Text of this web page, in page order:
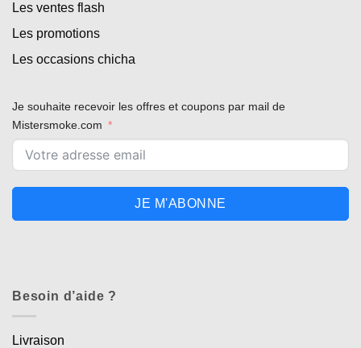
Les ventes flash
Les promotions
Les occasions chicha
Je souhaite recevoir les offres et coupons par mail de
Mistersmoke.com
JE M'ABONNE
Besoin d’aide ?
Livraison